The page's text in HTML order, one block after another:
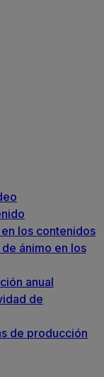
los contenidos
ánimo en los
anual
de
de producción